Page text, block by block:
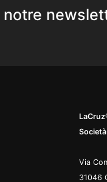
notre
Via
31046